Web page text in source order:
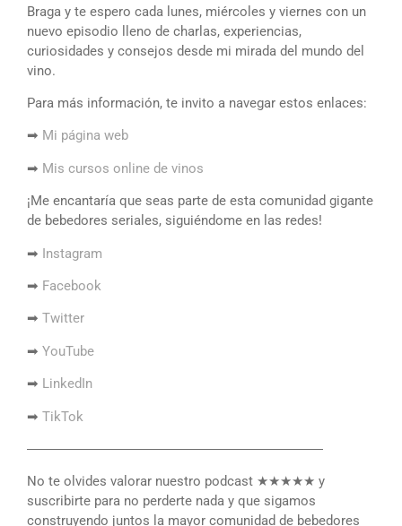
Braga y te espero cada lunes, miércoles y viernes con un
nuevo episodio lleno de charlas, experiencias,
curiosidades y consejos desde mi mirada del mundo del
vino.
Para más información, te invito a navegar estos enlaces:
➡ Mi página web
➡ Mis cursos online de vinos
¡Me encantaría que seas parte de esta comunidad gigante
de bebedores seriales, siguiéndome en las redes!
➡ Instagram
➡ Facebook
➡ Twitter
➡ YouTube
➡ LinkedIn
➡ TikTok
――――――――――――――――――――――
No te olvides valorar nuestro podcast ★★★★★ y
suscribirte para no perderte nada y que sigamos
construyendo juntos la mayor comunidad de bebedores